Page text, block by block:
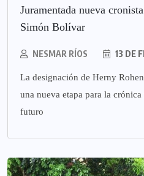
Juramentada nueva
Simón Bolívar
NESMAR RÍOS 13 DE
La designación de Herny
una nueva etapa para la
futuro